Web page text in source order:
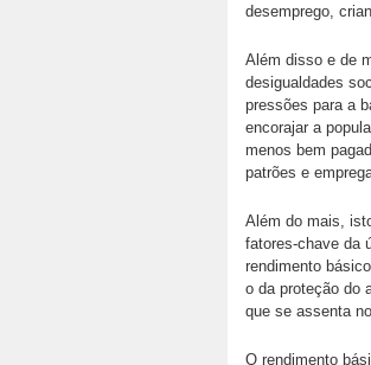
desemprego,
Além disso e de
desigualdades
pressões para a
encorajar a
menos bem
patrões e
Além do mais,
fatores-chave da
rendimento
o da proteção do
que se assenta
O rendimento